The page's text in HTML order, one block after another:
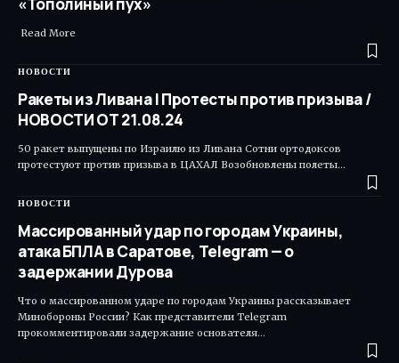
Read More ​
НОВОСТИ
Ракеты из Ливана | Протесты против призыва /
НОВОСТИ ОТ 21.08.24
50 ракет выпущены по Израилю из Ливана Сотни ортодоксов
протестуют против призыва в ЦАХАЛ Возобновлены полеты…
НОВОСТИ
Массированный удар по городам Украины,
атака БПЛА в Саратове, Telegram — о
задержании Дурова
Что о массированном ударе по городам Украины рассказывает
Минобороны России? Как представители Telegram
прокомментировали задержание основателя…